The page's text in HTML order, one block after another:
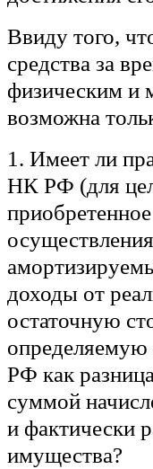
Ввиду того,
средства за
физическим и
возможна
1. Имеет ли
НК РФ (для
доходы от
остаточную
определяемую
РФ как
суммой
и фактически
имущества?